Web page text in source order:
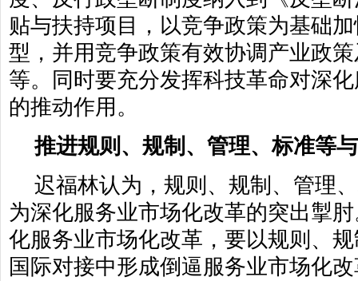
贴与扶持项目，以竞争政策为基础
型，并用竞争政策有效协调产业政
等。同时要充分发挥科技革命对深
的推动作用。
推进规则、规制、管理、标准等
迟福林认为，规则、规制、管理
为深化服务业市场化改革的突出掣
化服务业市场化改革，要以规则、
国际对接中形成倒逼服务业市场化